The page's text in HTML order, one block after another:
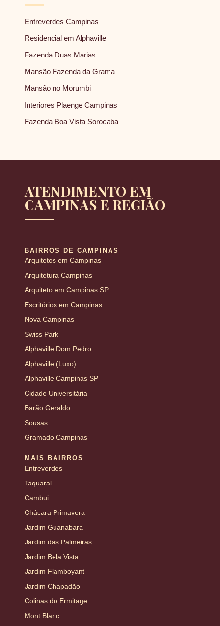
Entreverdes Campinas
Residencial em Alphaville
Fazenda Duas Marias
Mansão Fazenda da Grama
Mansão no Morumbi
Interiores Plaenge Campinas
Fazenda Boa Vista Sorocaba
ATENDIMENTO EM
CAMPINAS E REGIÃO
BAIRROS DE CAMPINAS
Arquitetos em Campinas
Arquitetura Campinas
Arquiteto em Campinas SP
Escritórios em Campinas
Nova Campinas
Swiss Park
Alphaville Dom Pedro
Alphaville (Luxo)
Alphaville Campinas SP
Cidade Universitária
Barão Geraldo
Sousas
Gramado Campinas
MAIS BAIRROS
Entreverdes
Taquaral
Cambui
Chácara Primavera
Jardim Guanabara
Jardim das Palmeiras
Jardim Bela Vista
Jardim Flamboyant
Jardim Chapadão
Colinas do Ermitage
Mont Blanc